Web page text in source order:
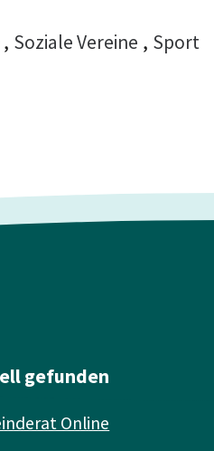
, Soziale Vereine , Sport
gefunden
Online